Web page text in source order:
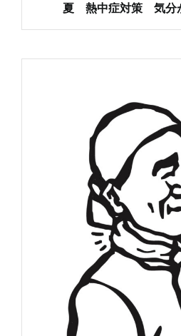
夏 熱中症対策 気分